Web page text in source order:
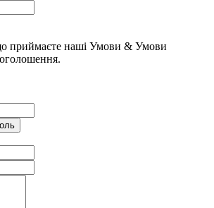
приймаєте наші Умови & Умови